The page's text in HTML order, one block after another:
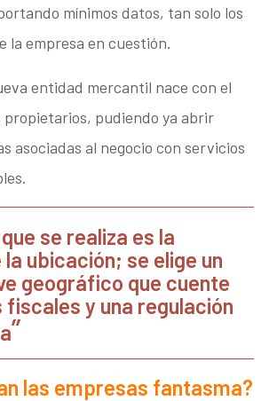
mínimos datos, tan solo los
la empresa en cuestión.
entidad mercantil nace con el
propietarios, pudiendo ya abrir
asociadas al negocio con servicios
se realiza es la
ubicación; se elige un
geográfico que cuente
fiscales y una regulación
las empresas fantasma?